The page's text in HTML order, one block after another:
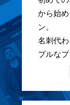
から始
ン。
名刺代
プルなプ